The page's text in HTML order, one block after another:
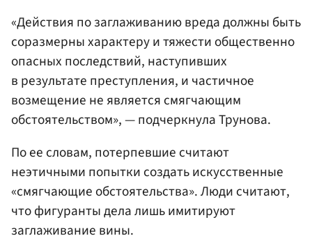
«Действия по заглаживанию вреда должны быть
соразмерны характеру и тяжести общественно
опасных последствий, наступивших
в результате преступления, и частичное
возмещение не является смягчающим
обстоятельством», — подчеркнула Трунова.
По ее словам, потерпевшие считают
неэтичными попытки создать искусственные
«смягчающие обстоятельства». Люди считают,
что фигуранты дела лишь имитируют
заглаживание вины.